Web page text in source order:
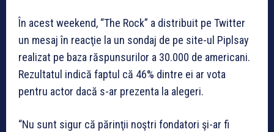
În acest weekend, “The Rock” a distribuit pe Twitter
un mesaj în reacţie la un sondaj de pe site-ul Piplsay
realizat pe baza răspunsurilor a 30.000 de americani.
Rezultatul indică faptul că 46% dintre ei ar vota
pentru actor dacă s-ar prezenta la alegeri.
“Nu sunt sigur că părinţii noştri fondatori şi-ar fi